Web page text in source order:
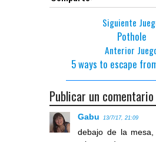
Siguiente
Pothole
Anterior
5 ways to escape
Publicar un comentario
Gabu 13/7/17, 21:09
debajo de la mesa,